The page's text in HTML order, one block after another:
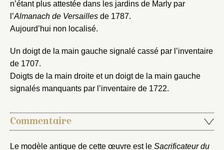
n’étant plus attestée dans les jardins de Marly par
l’Almanach de Versailles de 1787.
Aujourd’hui non localisé.
Un doigt de la main gauche signalé cassé par l’inventaire
de 1707.
Doigts de la main droite et un doigt de la main gauche
signalés manquants par l’inventaire de 1722.
Commentaire
Le modèle antique de cette œuvre est le Sacrificateur du
Créer et ajouter
Envoyer
Vous avez oublié votre mot de passe ?Cliquez ici